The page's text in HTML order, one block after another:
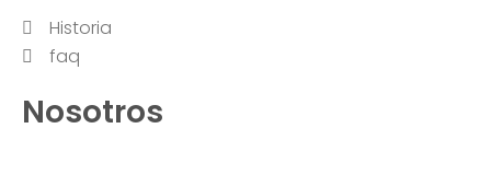
Historia
faq
Nosotros